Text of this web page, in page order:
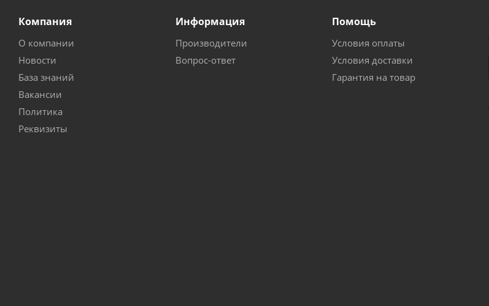
Компания
О компании
Новости
База знаний
Вакансии
Политика
Реквизиты
Информация
Производители
Вопрос-ответ
Помощь
Условия оплаты
Условия доставки
Гарантия на товар